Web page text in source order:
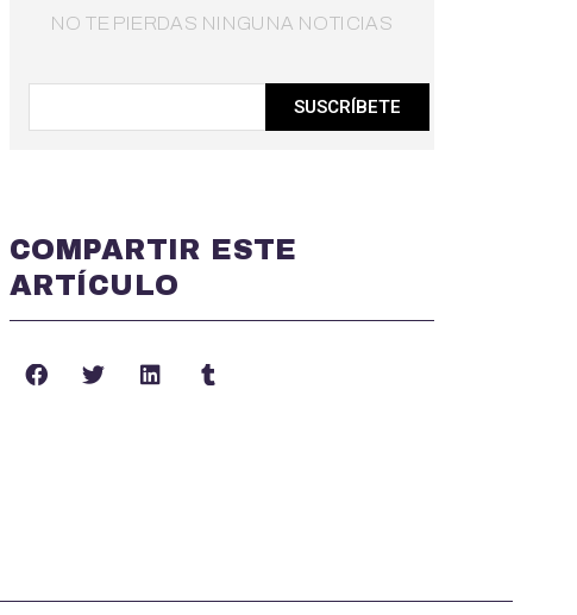
NO TE PIERDAS NINGUNA NOTICIAS
SUSCRÍBETE
COMPARTIR ESTE
ARTÍCULO